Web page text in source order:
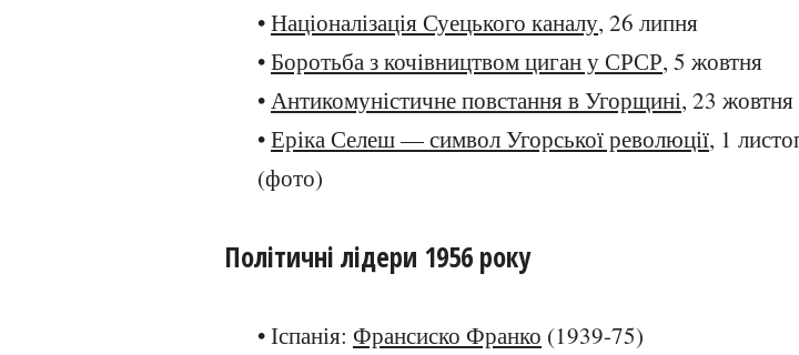
•Націоналізація Суецького каналу, 26 липня
•Боротьба з кочівництвом циган у СРСР, 5 жовтня
•Антикомуністичне повстання в Угорщині, 23 жовтня
•Еріка Селеш — символ Угорської революції, 1
(фото)
Політичні лідери 1956 року
• Іспанія: Франсиско Франко (1939-75)